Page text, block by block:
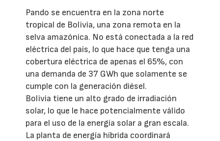
Pando se encuentra en la zona norte
tropical de Bolivia, una zona remota en la
selva amazónica. No está conectada a la red
eléctrica del país, lo que hace que tenga una
cobertura eléctrica de apenas el 65%, con
una demanda de 37 GWh que solamente se
cumple con la generación diésel.
Bolivia tiene un alto grado de irradiación
solar, lo que le hace potencialmente válido
para el uso de la energía solar a gran escala.
La planta de energía híbrida coordinará